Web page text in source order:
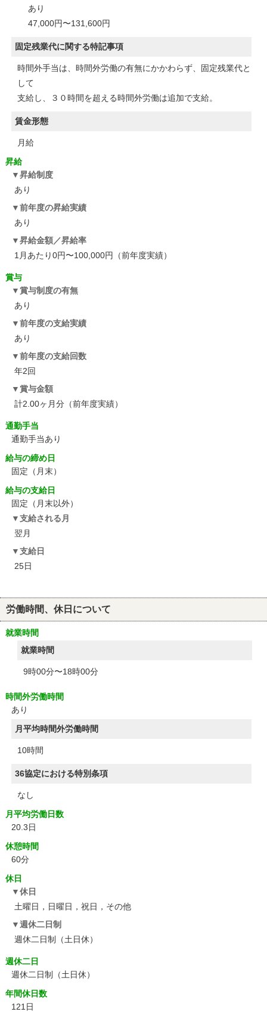
あり
47,000円〜131,600円
固定残業代に関する特記事項
時間外手当は、時間外労働の有無にかかわらず、固定残業代と
して
支給し、３０時間を超える時間外労働は追加で支給。
賃金形態
月給
昇給
昇給制度
あり
前年度の昇給実績
あり
昇給金額／昇給率
1月あたり0円〜100,000円（前年度実績）
賞与
賞与制度の有無
あり
前年度の支給実績
あり
前年度の支給回数
年2回
賞与金額
計2.00ヶ月分（前年度実績）
通勤手当
通勤手当あり
給与の締め日
固定（月末）
給与の支給日
固定（月末以外）
支給される月
翌月
支給日
25日
労働時間、休日について
就業時間
就業時間
9時00分〜18時00分
時間外労働時間
あり
月平均時間外労働時間
10時間
36協定における特別条項
なし
月平均労働日数
20.3日
休憩時間
60分
休日
休日
土曜日，日曜日，祝日，その他
週休二日制
週休二日制（土日休）
週休二日
週休二日制（土日休）
年間休日数
121日